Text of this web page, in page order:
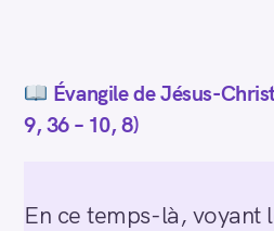
Évangile de Jésus-
9, 36 – 10, 8)
En ce temps-là, voyant